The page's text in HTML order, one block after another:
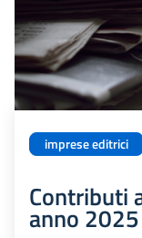
imprese editrici
Contributi
anno 2025